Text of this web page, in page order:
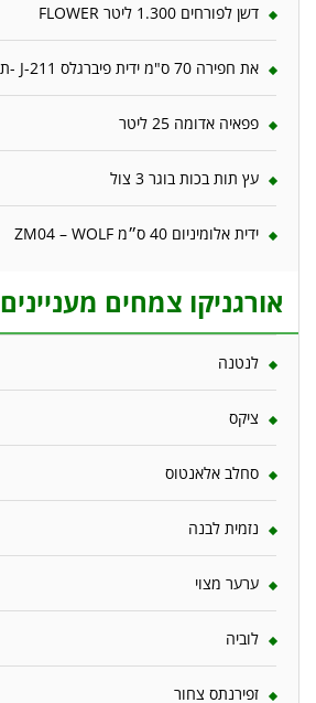
דשן לפורחים 1.300 ליטר FLOWER
את חפירה 70 ס"מ ידית פיברגלס J-211 -תבור
פפאיה אדומה 25 ליטר
עץ תות בכות בוגר 3 צול
ידית אלומיניום 40 ס״מ ZM04 – WOLF
אורגניקו צמחים מעניינים
לנטנה
ציקס
סחלב אלאנטוס
נזמית לבנה
ערער מצוי
לוביה
זפירנתס צחור